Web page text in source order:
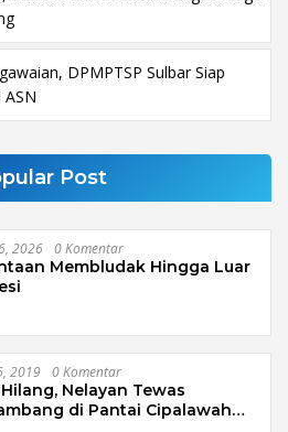
DPMPTSP Sulbar Siap
ASN
Post
2026 0 Komentar
Membludak Hingga Luar
2019 0 Komentar
Nelayan Tewas
di Pantai Cipalawah